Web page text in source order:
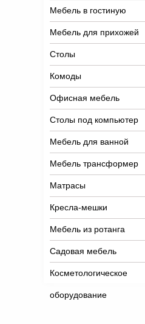
Мебель в гостиную
Мебель для прихожей
Столы
Комоды
Офисная мебель
Столы под компьютер
Мебель для ванной
Мебель трансформер
Матрасы
Кресла-мешки
Мебель из ротанга
Садовая мебель
Косметологическое
оборудование